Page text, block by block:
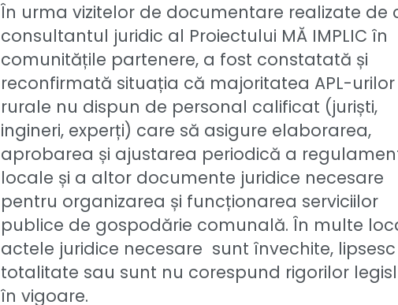
În urma vizitelor de documentare realizate de
consultantul juridic al Proiectului MĂ IMPLIC în
comunitățile partenere, a fost constatată și
reconfirmată situația că majoritatea APL-urilor
rurale nu dispun de personal calificat (juriști,
ingineri, experți) care să asigure elaborarea,
aprobarea și ajustarea periodică a
locale și a altor documente juridice necesare
pentru organizarea și funcționarea serviciilor
publice de gospodărie comunală. În multe
actele juridice necesare sunt învechite,
totalitate sau sunt nu corespund rigorilor
în vigoare.